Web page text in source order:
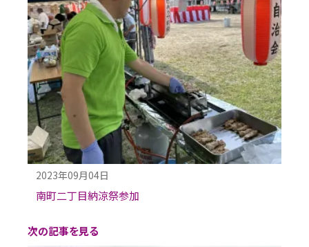
2023年09月04日
南町二丁目納涼祭参加
次の記事を見る